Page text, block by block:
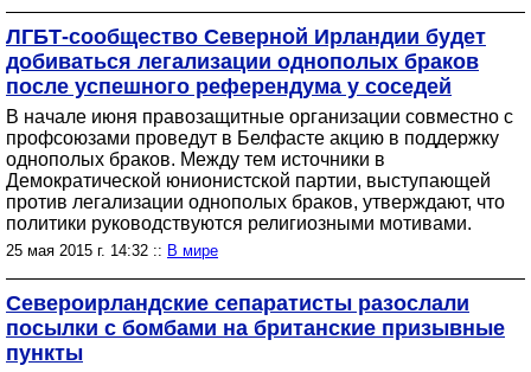
ЛГБТ-сообщество Северной Ирландии будет
добиваться легализации однополых браков
после успешного референдума у соседей
В начале июня правозащитные организации совместно с
профсоюзами проведут в Белфасте акцию в поддержку
однополых браков. Между тем источники в
Демократической юнионистской партии, выступающей
против легализации однополых браков, утверждают, что
политики руководствуются религиозными мотивами.
25 мая 2015 г. 14:32 :: В мире
Североирландские сепаратисты разослали
посылки с бомбами на британские призывные
пункты